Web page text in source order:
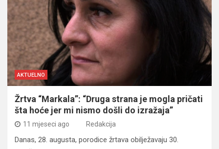
AKTUELNO
Žrtva “Markala”: “Druga strana je mogla pričati
šta hoće jer mi nismo došli do izražaja”
11 mjeseci ago Redakcija
Danas, 28. augusta, porodice žrtava obilježavaju 30.